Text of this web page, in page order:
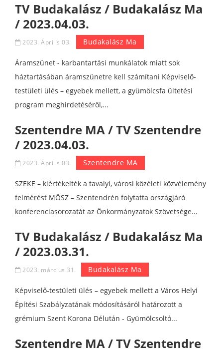
TV Budakalász / Budakalász Ma
/ 2023.04.03.
2023. Április 03. Budakalász Ma
Áramszünet - karbantartási munkálatok miatt sok
háztartásában áramszünetre kell számítani Képviselő-
testületi ülés – egyebek mellett, a gyümölcsfa ültetési
program meghirdetéséről,...
Szentendre MA / TV Szentendre
/ 2023.04.03.
2023. Április 03. Szentendre MA
SZEKE – kiértékelték a tavalyi, városi közéleti közvélemény
felmérést MÖSZ – Szentendrén folytatta országjáró
konferenciasorozatát az Önkormányzatok Szövetsége...
TV Budakalász / Budakalász Ma
/ 2023.03.31.
2023. március 31. Budakalász Ma
Képviselő-testületi ülés – egyebek mellett a Város Helyi
Építési Szabályzatának módosításáról határozott a
grémium Szent Korona Délután - Gyümölcsoltó...
Szentendre MA / TV Szentendre